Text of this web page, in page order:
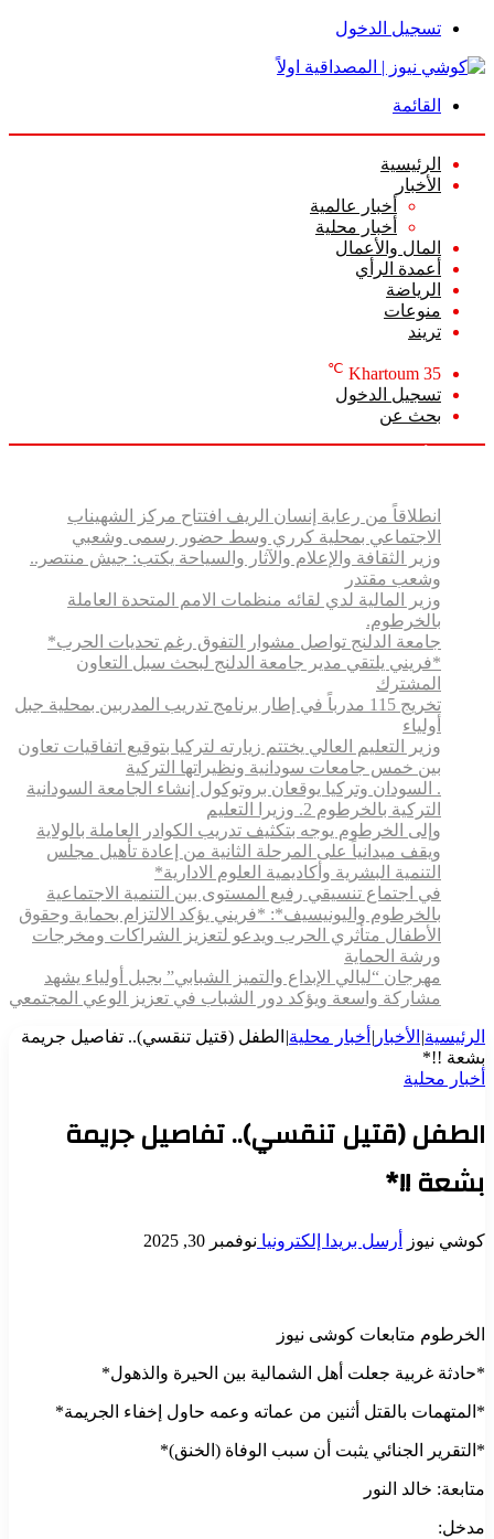
تسجيل الدخول
القائمة
الرئيسية
الأخبار
أخبار عالمية
أخبار محلية
المال والأعمال
أعمدة الرأي
الرياضة
منوعات
تريند
Khartoum 35
℃
تسجيل الدخول
بحث عن
انطلاقاً من رعاية إنسان الريف افتتاح مركز الشهيناب
الاجتماعي بمحلية كرري وسط حضور رسمى وشعبي
وزير الثقافة والإعلام والآثار والسياحة يكتب: جيش منتصر..
وشعب مقتدر
وزير المالية لدي لقائه منظمات الامم المتحدة العاملة
بالخرطوم.
جامعة الدلنج تواصل مشوار التفوق رغم تحديات الحرب*
*فريني يلتقي مدير جامعة الدلنج لبحث سبل التعاون
المشترك
تخريج 115 مدرباً في إطار برنامج تدريب المدربين بمحلية جبل
أولياء
وزير التعليم العالي يختتم زيارته لتركيا بتوقيع اتفاقيات تعاون
بين خمس جامعات سودانية ونظيراتها التركية
. السودان وتركيا يوقعان بروتوكول إنشاء الجامعة السودانية
التركية بالخرطوم 2. وزيرا التعليم
وإلى الخرطوم يوجه بتكثيف تدريب الكوادر العاملة بالولاية
ويقف ميدانياً على المرحلة الثانية من إعادة تأهيل مجلس
التنمية البشرية وأكاديمية العلوم الادارية*
في اجتماع تنسيقي رفيع المستوى بين التنمية الاجتماعية
بالخرطوم واليونيسيف*: *​فريني يؤكد الالتزام بحماية وحقوق
الأطفال متأثري الحرب ويدعو لتعزيز الشراكات ومخرجات
ورشة الحماية
مهرجان “ليالي الإبداع والتميز الشبابي” بجبل أولياء يشهد
مشاركة واسعة ويؤكد دور الشباب في تعزيز الوعي المجتمعي
الرئيسية| الأخبار | أخبار محلية| الطفل (قتيل تنقسي).. تفاصيل جريمة
بشعة !!*
أخبار محلية
الطفل (قتيل تنقسي).. تفاصيل جريمة
بشعة !!*
كوشي نيوز أرسل بريدا إلكترونيا نوفمبر 30, 2025
الخرطوم متابعات كوشى نيوز
*حادثة غربية جعلت أهل الشمالية بين الحيرة والذهول*
*المتهمات بالقتل أثنين من عماته وعمه حاول إخفاء الجريمة*
*التقرير الجنائي يثبت أن سبب الوفاة (الخنق)*
متابعة: خالد النور
مدخل: